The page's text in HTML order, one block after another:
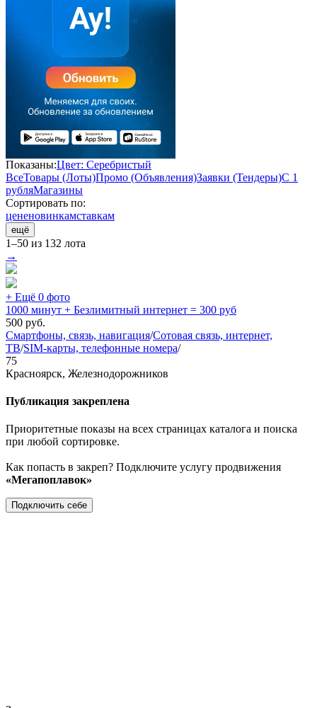
Показаны:Цвет: Серебристый
ВсеТовары (Лоты)Промо (Объявления)Заявки (Тендеры)С 1
рубляМагазины
Сортировать по:
цененовинкамставкам
ещё
1–50 из 132 лота
→
+ Ещё 0 фото
1000 минут + Безлимитный интернет = 300 руб
500 руб.
Смартфоны, связь, навигация/Сотовая связь, интернет,
ТВ/SIM-карты, телефонные номера/
75
Красноярск, Железнодорожников
Публикация закреплена
Приоритетные показы на всех страницах каталога и поиска
при любой сортировке.
Как попасть в закреп? Подключите услугу продвижения
«Мегапоплавок»
Подключить себе